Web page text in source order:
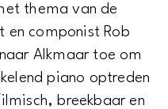
thema van de
en componist Rob
Alkmaar toe om
piano optreden
breekbaar en